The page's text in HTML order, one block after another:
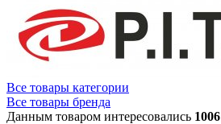
Все товары категории
Все товары бренда
Данным товаром интересовались 1006